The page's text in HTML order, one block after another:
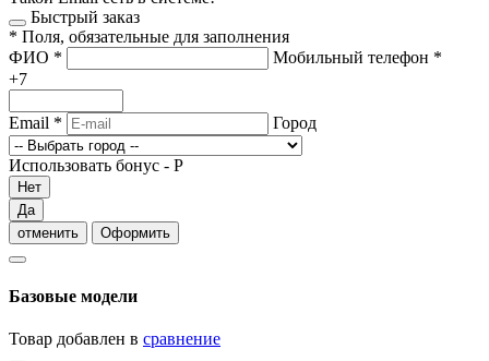
Быстрый заказ
* Поля, обязательные для заполнения
ФИО * Мобильный телефон *
+7
Email * Город
Использовать бонус - Р
Нет
Да
отменить
Оформить
Базовые модели
Товар добавлен в сравнение